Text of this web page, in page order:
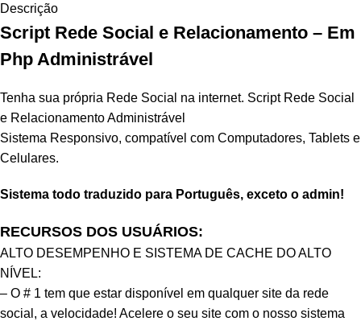
Descrição
Script Rede Social e Relacionamento – Em
Php Administrável
Tenha sua própria Rede Social na internet. Script Rede Social
e Relacionamento Administrável
Sistema Responsivo, compatível com Computadores, Tablets e
Celulares.
Sistema todo traduzido para Português, exceto o admin!
RECURSOS DOS USUÁRIOS:
ALTO DESEMPENHO E SISTEMA DE CACHE DO ALTO
NÍVEL:
– O # 1 tem que estar disponível em qualquer site da rede
social, a velocidade! Acelere o seu site com o nosso sistema